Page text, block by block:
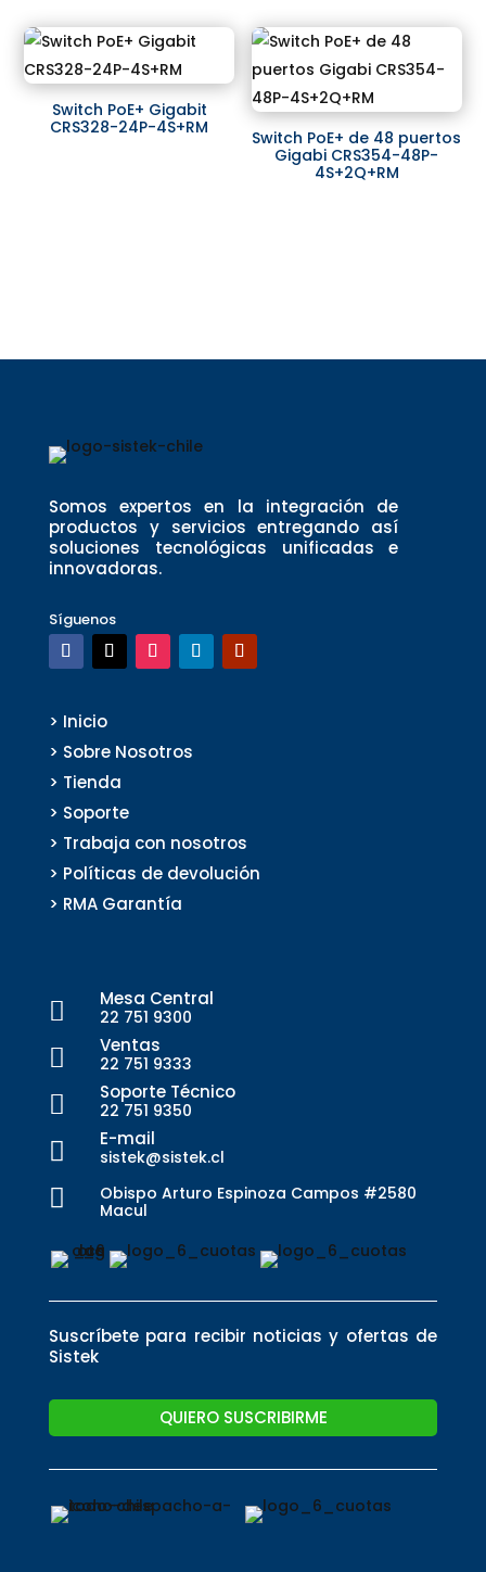
Switch PoE+ Gigabit
CRS328-24P-4S+RM
Switch PoE+ de 48 puertos
Gigabi CRS354-48P-
4S+2Q+RM
Somos expertos en la integración de
productos y servicios entregando así
soluciones tecnológicas unificadas e
innovadoras.
Síguenos
> Inicio
> Sobre Nosotros
> Tienda
> Soporte
> Trabaja con nosotros
> Políticas de devolución
> RMA Garantía
 Mesa Central
22 751 9300
 Ventas
22 751 9333
 Soporte Técnico
22 751 9350
 E-mail
sistek@sistek.cl

Obispo Arturo Espinoza Campos #2580
Macul
Suscríbete para recibir noticias y ofertas de
Sistek
QUIERO SUSCRIBIRME